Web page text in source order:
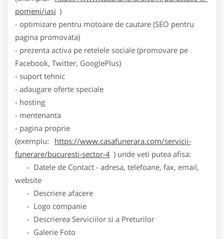
pomeni/iasi )
- optimizare pentru motoare de cautare (SEO pentru
pagina promovata)
- prezenta activa pe retelele sociale (promovare pe
Facebook, Twitter, GooglePlus)
- suport tehnic
- adaugare oferte speciale
- hosting
- mentenanta
- pagina proprie
(exemplu:
https://www.casafunerara.com/servicii-
funerare/bucuresti-sector-4 ) unde veti putea afisa:
- Datele de Contact - adresa, telefoane, fax, email,
website
- Descriere afacere
- Logo companie
- Descrierea Serviciilor si a Preturilor
- Galerie Foto